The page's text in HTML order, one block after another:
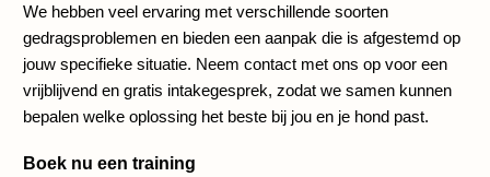
We hebben veel ervaring met verschillende soorten
gedragsproblemen en bieden een aanpak die is afgestemd op
jouw specifieke situatie. Neem contact met ons op voor een
vrijblijvend en gratis intakegesprek, zodat we samen kunnen
bepalen welke oplossing het beste bij jou en je hond past.
Boek nu een training